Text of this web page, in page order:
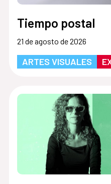
Tiempo postal
21 de agosto de 2026
ARTES VISUALES